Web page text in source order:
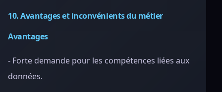
10. Avantages et inconvénients du métier
Avantages
- Forte demande pour les compétences liées aux
données.